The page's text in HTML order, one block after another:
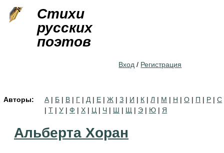
Стихи
русских
поэтов
Вход / Регистрация
Авторы: А | Б | В | Г | Д | Е | Ж | З | И | К | Л | М | Н | О | П | Р | С
| Т | У | Ф | Х | Ц | Ч | Ш | Щ | Э | Ю | Я
Альберта Хоран